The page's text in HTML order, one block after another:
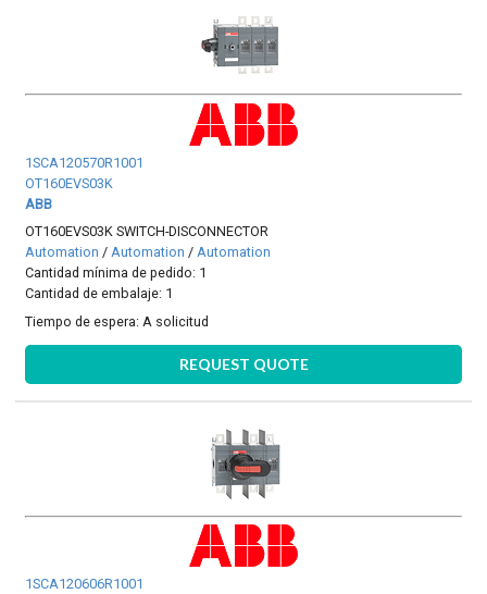
1SCA120570R1001
OT160EVS03K
ABB
OT160EVS03K SWITCH-DISCONNECTOR
Automation /Automation /Automation
Cantidad mínima de pedido: 1
Cantidad de embalaje: 1
Tiempo de espera: A solicitud
REQUEST QUOTE
1SCA120606R1001